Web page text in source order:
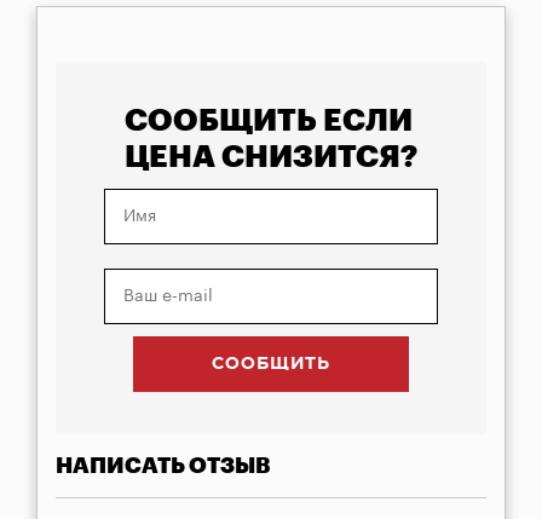
СООБЩИТЬ ЕСЛИ
ЦЕНА СНИЗИТСЯ?
НАПИСАТЬ ОТЗЫВ